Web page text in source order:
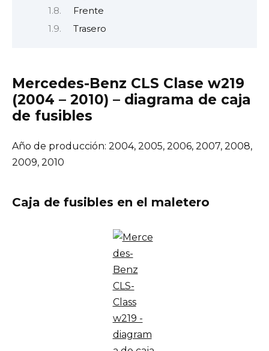
Frente
Trasero
Mercedes-Benz CLS Clase w219
(2004 – 2010) – diagrama de caja
de fusibles
Año de producción: 2004, 2005, 2006, 2007, 2008,
2009, 2010
Caja de fusibles en el maletero